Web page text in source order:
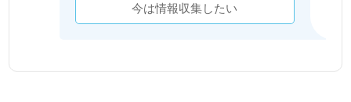
今は情報収集したい